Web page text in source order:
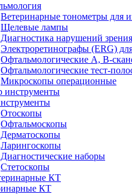
Ветеринарные тонометры для
Щелевые лампы
Диагностика нарушений зрения
Электроретинографы (ERG)
Офтальмологические A, B-
Офтальмологические тест-
Микроскопы операционные
Отоскопы
Офтальмоскопы
Дерматоскопы
Ларингоскопы
Диагностические наборы
Стетоскопы
КТ